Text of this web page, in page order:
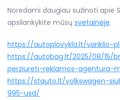
Norėdami daugiau sužinoti apie
apsilankykite mūsų svetainėje.
https://autoplovykla.lt/variklio-
https://autobag.lt/2025/08/15/
perziureti-reklamos-agentura-
https://stauto.lt/volkswagen-
995-usd/